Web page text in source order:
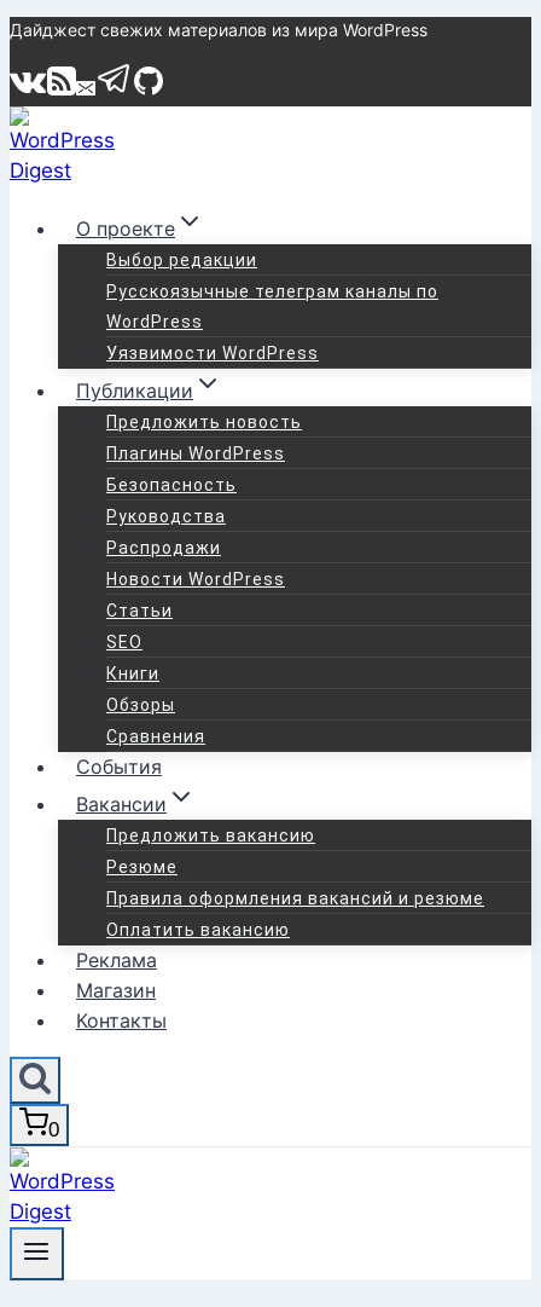
Перейти
содержимому
Дайджест свежих материалов из мира WordPress
О проекте
Выбор редакции
Русскоязычные телеграм каналы по
WordPress
Уязвимости WordPress
Публикации
Предложить новость
Плагины WordPress
Безопасность
Руководства
Распродажи
Новости WordPress
Статьи
SEO
Книги
Обзоры
Сравнения
События
Вакансии
Предложить вакансию
Резюме
Правила оформления вакансий и резюме
Оплатить вакансию
Реклама
Магазин
Контакты
0